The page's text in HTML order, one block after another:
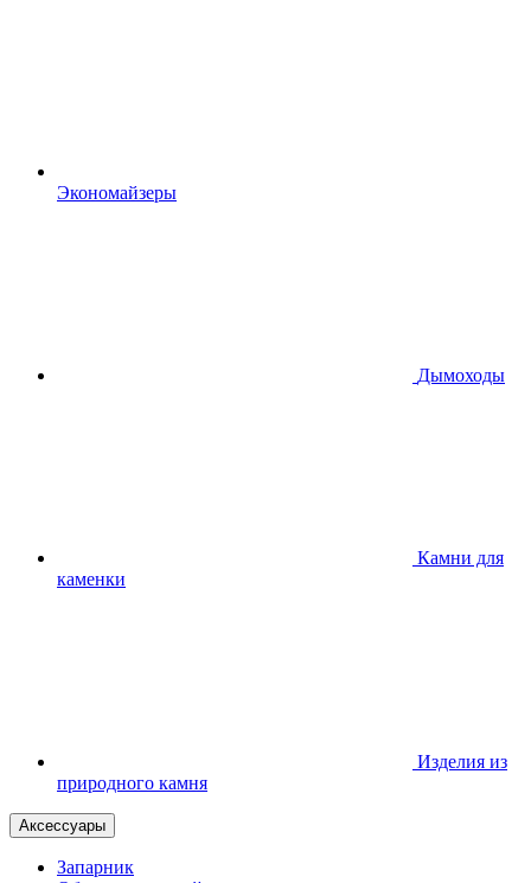
Экономайзеры
Дымоходы
Камни для
каменки
Изделия из
природного камня
Аксессуары
Запарник